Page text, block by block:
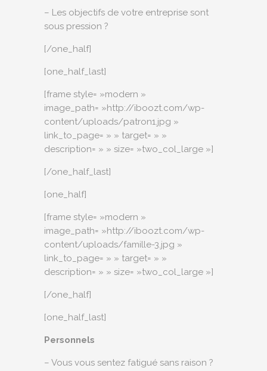
– Les objectifs de votre entreprise sont
sous pression ?
[/one_half]
[one_half_last]
[frame style= »modern »
image_path= »http://iboozt.com/wp-
content/uploads/patron1.jpg »
link_to_page= » » target= » »
description= » » size= »two_col_large »]
[/one_half_last]
[one_half]
[frame style= »modern »
image_path= »http://iboozt.com/wp-
content/uploads/famille-3.jpg »
link_to_page= » » target= » »
description= » » size= »two_col_large »]
[/one_half]
[one_half_last]
Personnels
– Vous vous sentez fatigué sans raison ?